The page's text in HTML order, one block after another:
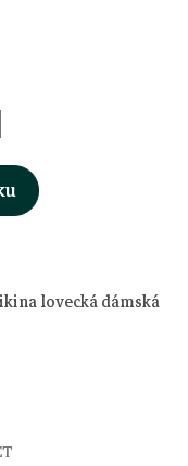
lovecká dámská